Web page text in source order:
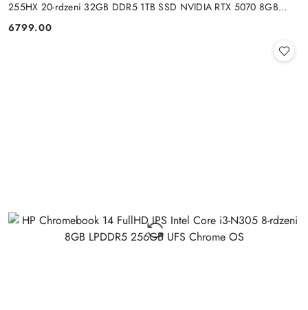
255HX 20-rdzeni 32GB DDR5 1TB SSD NVIDIA RTX 5070 8GB
Cena:
6799.00